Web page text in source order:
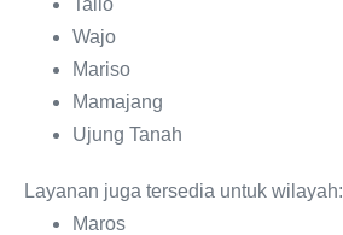
Wajo
Mariso
Mamajang
Ujung Tanah
Layanan juga tersedia untuk wilayah:
Maros